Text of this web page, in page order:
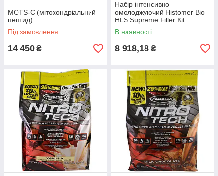
MOTS-C (мітохондріальний
пептид)
Під замовлення
14 450 ₴
Набір інтенсивно
омолоджуючий Histomer Bio
HLS Supreme Filler Kit
В наявності
8 918,18 ₴